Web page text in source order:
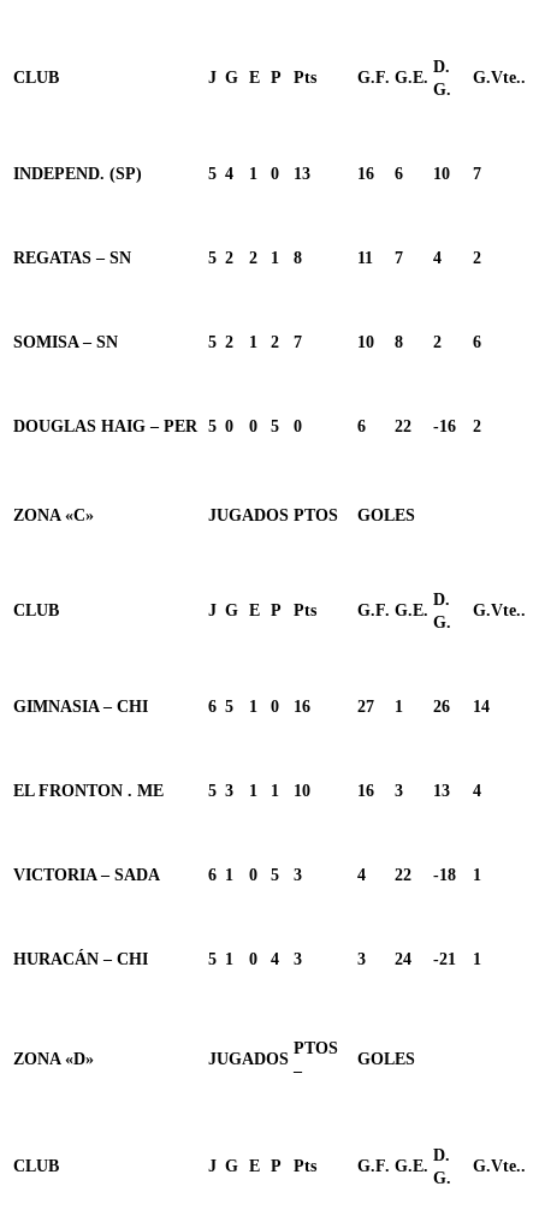
CLUB J G E P Pts G.F. G.E.
D.
G.
G.Vte..
INDEPEND. (SP) 5 4 1 0 13 16 6 10 7
REGATAS – SN 5 2 2 1 8 11 7 4 2
SOMISA – SN 5 2 1 2 7 10 8 2 6
DOUGLAS HAIG – PER 5 0 0 5 0 6 22 -16 2
ZONA «C» JUGADOS PTOS GOLES
CLUB J G E P Pts G.F. G.E.
D.
G.
G.Vte..
GIMNASIA – CHI 6 5 1 0 16 27 1 26 14
EL FRONTON . ME 5 3 1 1 10 16 3 13 4
VICTORIA – SADA 6 1 0 5 3 4 22 -18 1
HURACÁN – CHI 5 1 0 4 3 3 24 -21 1
ZONA «D» JUGADOS
PTOS
–
GOLES
CLUB J G E P Pts G.F. G.E.
D.
G.
G.Vte..